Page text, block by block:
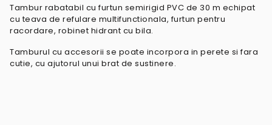
Tambur rabatabil cu furtun semirigid PVC de 30 m echipat
cu teava de refulare multifunctionala, furtun pentru
racordare, robinet hidrant cu bila.
Tamburul cu accesorii se poate incorpora in perete si fara
cutie, cu ajutorul unui brat de sustinere.